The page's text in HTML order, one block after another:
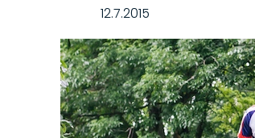
12.7.2015